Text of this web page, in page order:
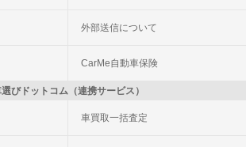
外部送信について
CarMe自動車保険
びドットコム（連携サービス）
車買取一括査定